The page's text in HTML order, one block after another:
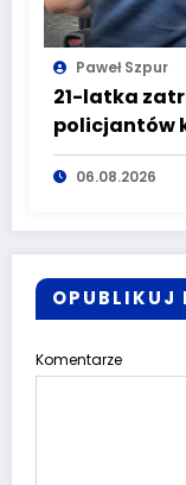
Paweł Szpur
21-latka
policjantów
komisariatu
06.08.2026
OPUBLIKUJ
Komentarze